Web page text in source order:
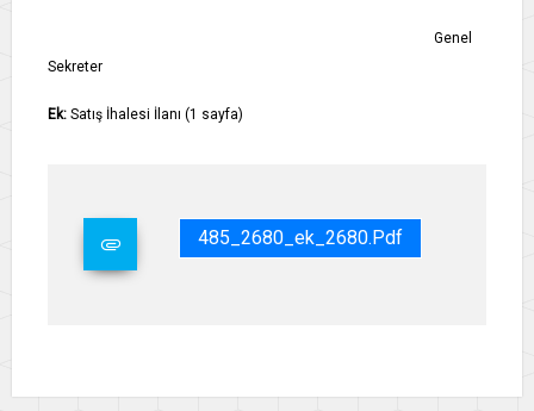
Genel
Sekreter
Ek: Satış İhalesi İlanı (1 sayfa)
485_2680_ek_2680.pdf